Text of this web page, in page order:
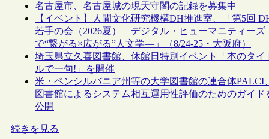
名古屋市、名古屋城の現天守閣の記録を募集中
【イベント】人間文化研究機構DH推進室、「第5回
若手の会（2026夏）―デジタル・ヒューマニティーズ
で“繋がる×広がる”人文学―」（8/24-25・大阪府）
埼玉県立久喜図書館、休館日特別イベント「本のタイ
ルで一句!」を開催
米・ペンシルバニア州等の大学図書館の連合体PALCI、
図書館によるシステム相互運用性評価のためのガイド
公開
続きを見る